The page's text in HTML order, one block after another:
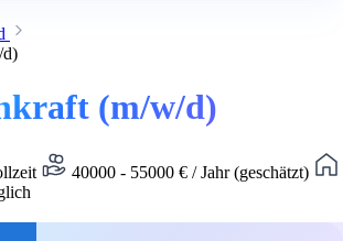
d)
(m/w/d)
40000 - 55000 € / Jahr (geschätzt)